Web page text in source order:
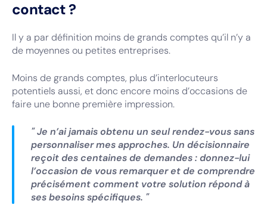
contact ?
Il y a par définition moins de grands comptes qu’il n’y a
de moyennes ou petites entreprises.
Moins de grands comptes, plus d’interlocuteurs
potentiels aussi, et donc encore moins d’occasions de
faire une bonne première impression.
" Je n’ai jamais obtenu un seul rendez-vous sans
personnaliser mes approches. Un décisionnaire
reçoit des centaines de demandes : donnez-lui
l’occasion de vous remarquer et de comprendre
précisément comment votre solution répond à
ses besoins spécifiques. "